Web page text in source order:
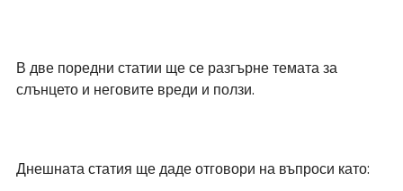
В две поредни статии ще се разгърне темата за
слънцето и неговите вреди и ползи.
Днешната статия ще даде отговори на въпроси като: